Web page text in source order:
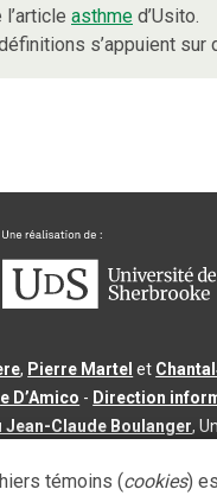
asthme d’Usito.
s’appuient sur
, Pierre Martel et
D’Amico - Direction
Jean-Claude Boulanger,
Sherbrooke |3.2.2-
témoins (cookies)